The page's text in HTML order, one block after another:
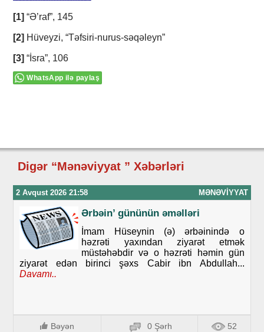
[1] “Ə’raf”, 145
[2] Hüveyzi, “Təfsiri-nurus-səqəleyn”
[3] “İsra”, 106
WhatsApp ilə paylaş
Digər “Mənəviyyat ” Xəbərləri
2 Avqust 2026 21:58 MƏNƏVIYYAT
Ərbəin’ gününün əməlləri
İmam Hüseynin (ə) ərbəinində o
həzrəti yaxından ziyarət etmək
müstəhəbdir və o həzrəti həmin gün
ziyarət edən birinci şəxs Cabir ibn Abdullah...
Davamı..
Bəyən 0 Şərh 52